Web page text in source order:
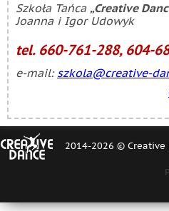
Szkoła Tańca „Creative
Joanna i Igor Udowyk
tel. 660-761-288, 604-
e-mail: szkola@creative-
[FOOTER]
2014-2026 © Creative